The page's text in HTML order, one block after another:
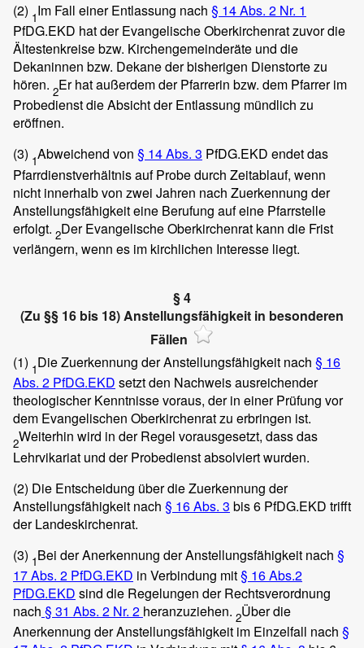
(2) 1Im Fall einer Entlassung nach § 14 Abs. 2 Nr. 1
PfDG.EKD hat der Evangelische Oberkirchenrat zuvor die
Ältestenkreise bzw. Kirchengemeinderäte und die
Dekaninnen bzw. Dekane der bisherigen Dienstorte zu
hören. 2Er hat außerdem der Pfarrerin bzw. dem Pfarrer im
Probedienst die Absicht der Entlassung mündlich zu
eröffnen.
(3) 1Abweichend von § 14 Abs. 3 PfDG.EKD endet das
Pfarrdienstverhältnis auf Probe durch Zeitablauf, wenn
nicht innerhalb von zwei Jahren nach Zuerkennung der
Anstellungsfähigkeit eine Berufung auf eine Pfarrstelle
erfolgt. 2Der Evangelische Oberkirchenrat kann die Frist
verlängern, wenn es im kirchlichen Interesse liegt.
§ 4
(Zu §§ 16 bis 18) Anstellungsfähigkeit in besonderen
Fällen
(1) 1Die Zuerkennung der Anstellungsfähigkeit nach § 16
Abs. 2 PfDG.EKD setzt den Nachweis ausreichender
theologischer Kenntnisse voraus, der in einer Prüfung vor
dem Evangelischen Oberkirchenrat zu erbringen ist.
2Weiterhin wird in der Regel vorausgesetzt, dass das
Lehrvikariat und der Probedienst absolviert wurden.
(2) Die Entscheidung über die Zuerkennung der
Anstellungsfähigkeit nach § 16 Abs. 3 bis 6 PfDG.EKD trifft
der Landeskirchenrat.
(3) 1Bei der Anerkennung der Anstellungsfähigkeit nach §
17 Abs. 2 PfDG.EKD in Verbindung mit§ 16 Abs.2
PfDG.EKD sind die Regelungen der Rechtsverordnung
nach § 31 Abs. 2 Nr. 2 heranzuziehen. 2Über die
Anerkennung der Anstellungsfähigkeit im Einzelfall nach §